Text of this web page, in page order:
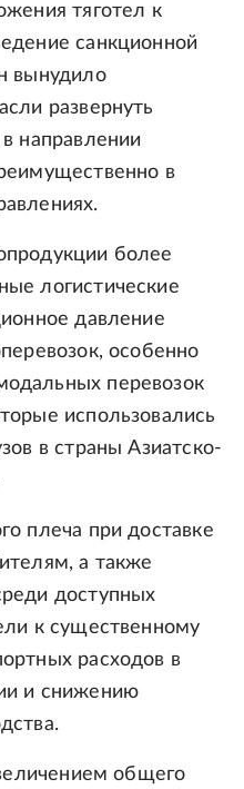
тяготел к
санкционной
вынудило
развернуть
направлении
в
более
логистические
давление
особенно
перевозок
использовались
в страны Азиатско-
плеча при доставке
а также
доступных
к существенному
расходов в
и снижению
общего